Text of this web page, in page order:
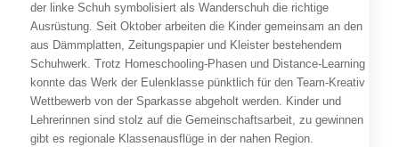
der linke Schuh symbolisiert als Wanderschuh die richtige
Ausrüstung. Seit Oktober arbeiten die Kinder gemeinsam an den
aus Dämmplatten, Zeitungspapier und Kleister bestehendem
Schuhwerk. Trotz Homeschooling-Phasen und Distance-Learning
konnte das Werk der Eulenklasse pünktlich für den Team-Kreativ
Wettbewerb von der Sparkasse abgeholt werden. Kinder und
Lehrerinnen sind stolz auf die Gemeinschaftsarbeit, zu gewinnen
gibt es regionale Klassenausflüge in der nahen Region.